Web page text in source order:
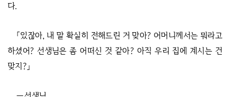
다.
「있잖아, 내 말 확실히 전해드린 거 맞아? 어머니께서는 뭐라고
하셨어? 선생님은 좀 어떠신 것 같아? 아직 우리 집에 계시는 건
맞지?」